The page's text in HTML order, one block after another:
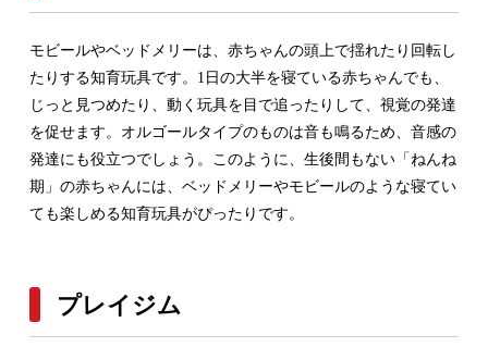
モビールやベッドメリーは、赤ちゃんの頭上で揺れたり回転し
たりする知育玩具です。1日の大半を寝ている赤ちゃんでも、
じっと見つめたり、動く玩具を目で追ったりして、視覚の発達
を促せます。オルゴールタイプのものは音も鳴るため、音感の
発達にも役立つでしょう。このように、生後間もない「ねんね
期」の赤ちゃんには、ベッドメリーやモビールのような寝てい
ても楽しめる知育玩具がぴったりです。
プレイジム